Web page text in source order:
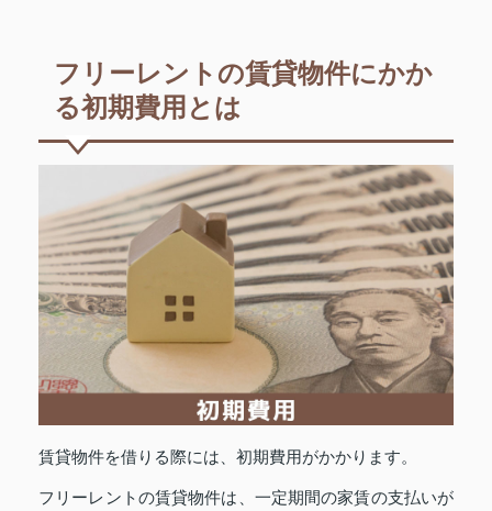
フリーレントの賃貸物件にかか
る初期費用とは
賃貸物件を借りる際には、初期費用がかかります。
フリーレントの賃貸物件は、一定期間の家賃の支払いが